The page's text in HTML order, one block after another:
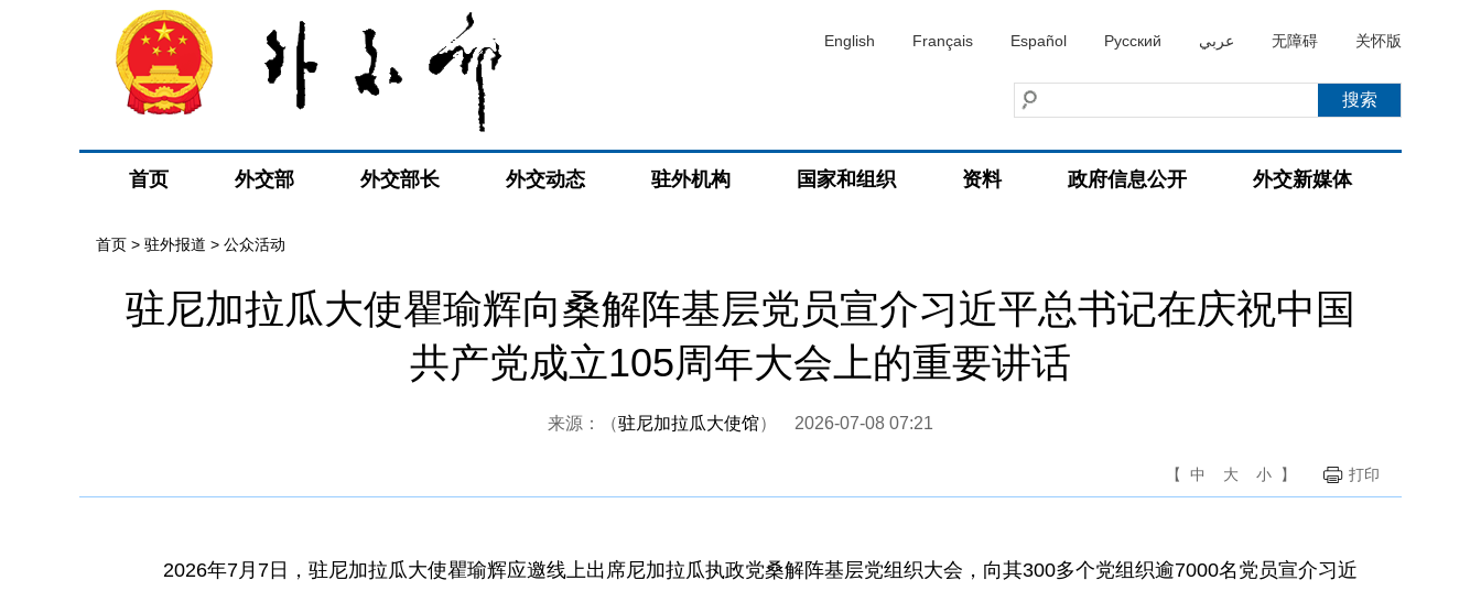
English Français Español Русский عربي 无障碍 关怀版
首页 外交部 外交部长 外交动态 驻外机构 国家和组织 资料 政府信息公开 外交新媒体
首页 > 驻外报道 > 公众活动
驻尼加拉瓜大使瞿瑜辉向桑解阵基层党员宣介习近平总书记在庆祝中国
共产党成立105周年大会上的重要讲话
来源：（驻尼加拉瓜大使馆） 2026-07-08 07:21
【 中 大 小 】 打印
2026年7月7日，驻尼加拉瓜大使瞿瑜辉应邀线上出席尼加拉瓜执政党桑解阵基层党组织大会，向其300多个党组织逾7000名党员宣介习近